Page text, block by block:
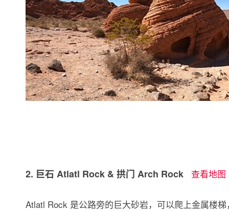
2. 巨石 Atlatl Rock & 拱门 Arch Rock 查看地图
Atlatl Rock 是公路旁的巨大砂岩，可以爬上金属楼